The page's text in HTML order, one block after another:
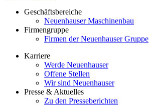
Geschäftsbereiche
Neuenhauser Maschinenbau
Firmengruppe
Firmen der Neuenhauser Gruppe
Karriere
Werde Neuenhauser
Offene Stellen
Wir sind Neuenhauser
Presse & Aktuelles
Zu den Presseberichten